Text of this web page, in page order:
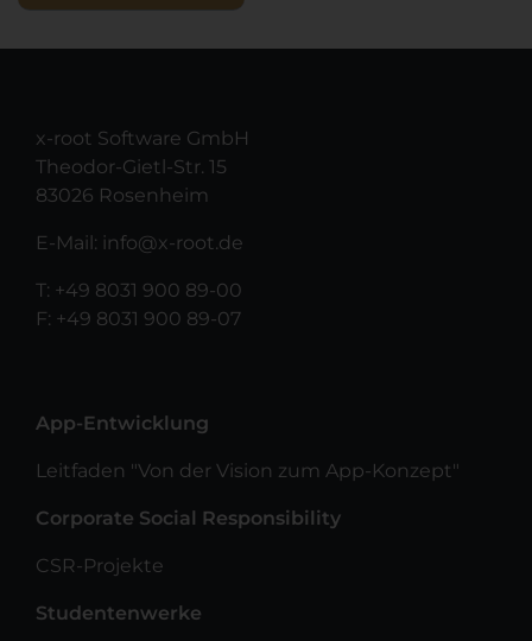
x-root Software GmbH
Theodor-Gietl-Str. 15
83026 Rosenheim
E-Mail: info@x-root.de
T: +49 8031 900 89-00
F: +49 8031 900 89-07
App-Entwicklung
Leitfaden "Von der Vision zum App-Konzept"
Corporate Social Responsibility
CSR-Projekte
Studentenwerke